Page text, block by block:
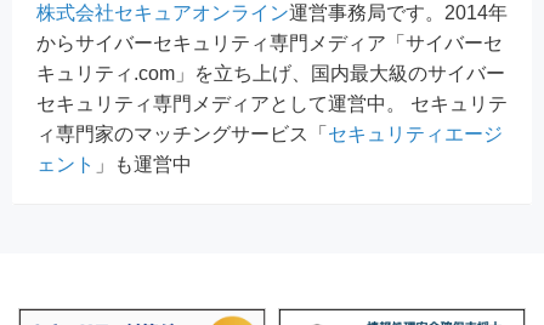
株式会社セキュアオンライン運営事務局です。2014年
からサイバーセキュリティ専門メディア「サイバーセ
キュリティ.com」を立ち上げ、国内最大級のサイバー
セキュリティ専門メディアとして運営中。 セキュリテ
ィ専門家のマッチングサービス「 セキュリティエージ
ェント 」も運営中